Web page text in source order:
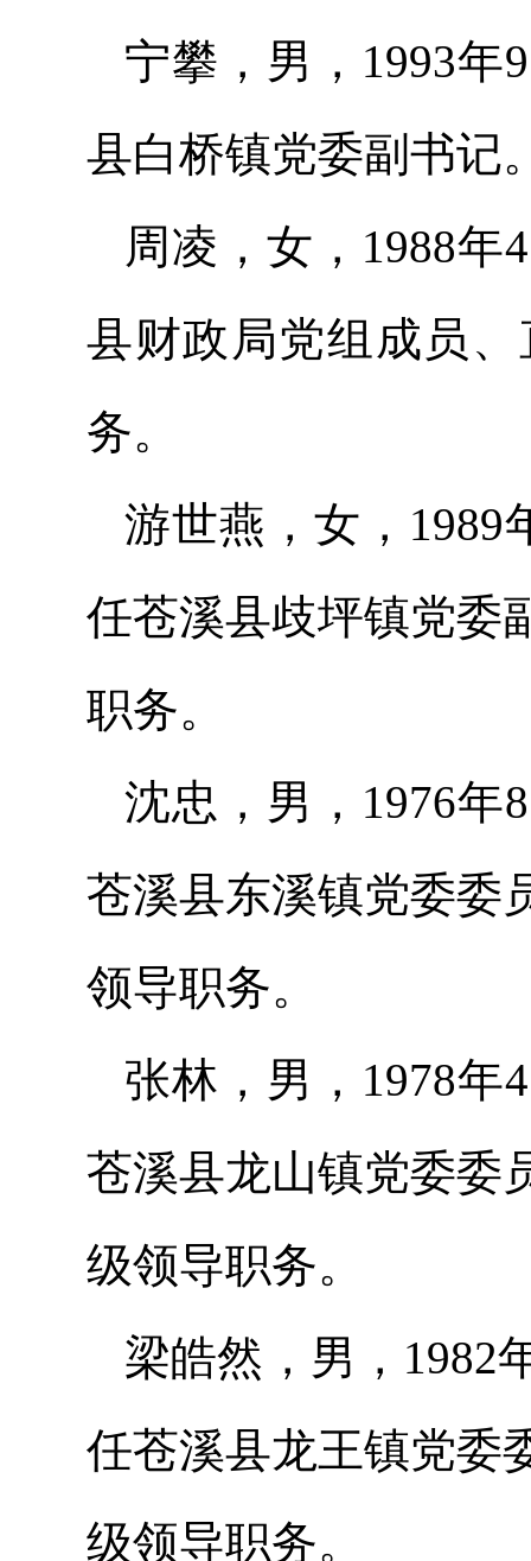
宁攀，男，1993年
县白桥镇党委副书记
周凌，女，1988
县财政局党组成员
务。
游世燕，女，1989
任苍溪县歧坪镇党委
职务。
沈忠，男，1976年
苍溪县东溪镇党委委
领导职务。
张林，男，1978年
苍溪县龙山镇党委委
级领导职务。
梁皓然，男，1982
任苍溪县龙王镇党委
级领导职务。